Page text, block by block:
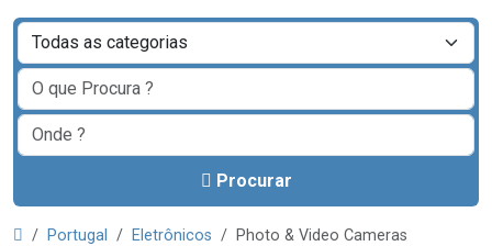
Procurar
Portugal Eletrônicos Photo & Video Cameras